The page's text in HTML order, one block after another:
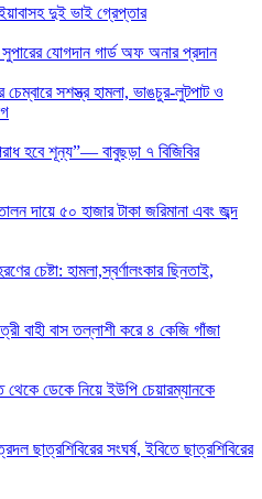
দুই ভাই গ্রেপ্তার
যোগদান গার্ড অফ অনার প্রদান
চেম্বারে সশস্ত্র হামলা, ভাঙচুর-লুটপাট ও
হবে শূন্য”— বাবুছড়া ৭ বিজিবির
দায়ে ৫০ হাজার টাকা জরিমানা এবং জব্দ
চেষ্টা: হামলা,স্বর্ণালংকার ছিনতাই,
বাহী বাস তল্লাশী করে ৪ কেজি গাঁজা
ডেকে নিয়ে ইউপি চেয়ারম্যানকে
ছাত্রশিবিরের সংঘর্ষ, ইবিতে ছাত্রশিবিরের